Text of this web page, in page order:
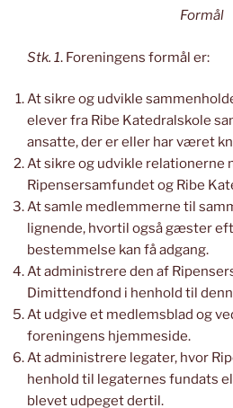
Formål
Stk. 1. Foreningens formål er:
At sikre og udvikle
elever fra Ribe Katedralskole
ansatte, der er eller har været
At sikre og udvikle relationerne
Ripensersamfundet og Ribe
At samle medlemmerne til
lignende, hvortil også gæster
bestemmelse kan få adgang.
At administrere den af
Dimittendfond i henhold til
At udgive et medlemsblad og
foreningens hjemmeside.
At administrere legater, hvor
henhold til legaternes fundats
blevet udpeget dertil.